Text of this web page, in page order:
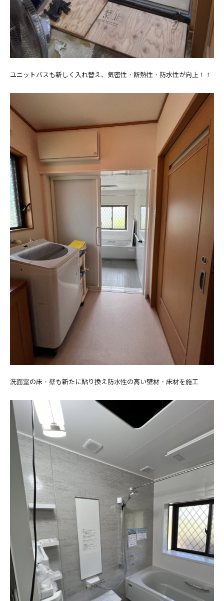
ユニットバスも新しく入れ替え、気密性・断熱性・防水性が向上！！
洗面室の床・壁も新たに貼り換え防水性の高い壁材・床材を施工